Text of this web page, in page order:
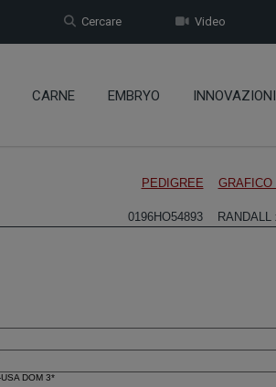
Video
Cercare
CARNE EMBRYO INNOVAZIONI